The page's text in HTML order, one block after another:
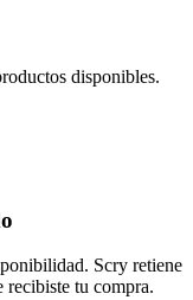
disponibles.
Scry retiene
recibiste tu compra.